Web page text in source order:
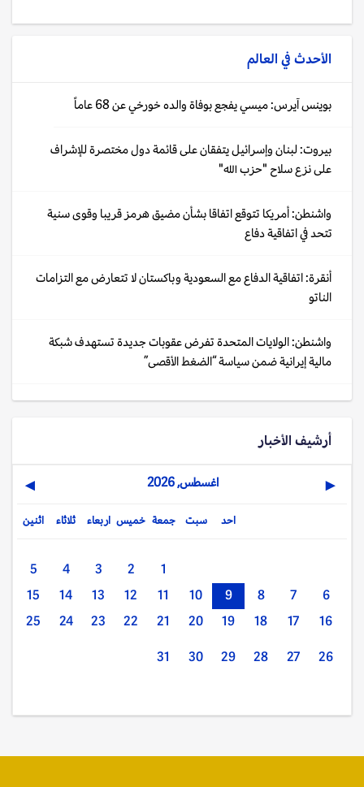
الأحدث في العالم
بوينس آيرس: ميسي يفجع بوفاة والده خورخي عن 68 عاماً
بيروت: لبنان وإسرائيل يتفقان على قائمة دول مختصرة للإشراف
على نزع سلاح "حزب الله"
واشنطن: أمريكا تتوقع اتفاقا بشأن مضيق هرمز قريبا وقوى سنية
تتحد في اتفاقية دفاع
أنقرة: اتفاقية الدفاع مع السعودية وباكستان لا تتعارض مع التزامات
الناتو
واشنطن: الولايات المتحدة تفرض عقوبات جديدة تستهدف شبكة
مالية إيرانية ضمن سياسة “الضغط الأقصى”
أرشيف الأخبار
◀ اغسطس, 2026 ▶
اثنين ثلاثاء اربعاء خميس جمعة سبت احد
1
2
3
4
5
6
7
8
9
10
11
12
13
14
15
16
17
18
19
20
21
22
23
24
25
26
27
28
29
30
31